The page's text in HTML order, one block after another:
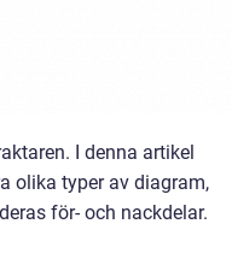
I denna artikel
olika typer av diagram,
för- och nackdelar.